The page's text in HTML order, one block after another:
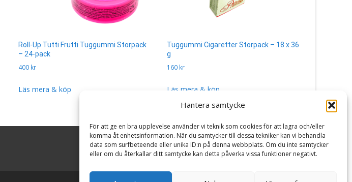
Hantera samtycke
För att ge en bra upplevelse använder vi teknik som cookies för att lagra och/eller
komma åt enhetsinformation. När du samtycker till dessa tekniker kan vi behandla
data som surfbeteende eller unika ID:n på denna webbplats. Om du inte samtycker
eller om du återkallar ditt samtycke kan detta påverka vissa funktioner negativt.
Roll-Up Tutti Frutti Tuggummi Storpack
– 24-pack
400 kr
Läs mera & köp
Tuggummi Cigaretter Storpack – 18 x 36
g
160 kr
Läs mera & köp Läs mera